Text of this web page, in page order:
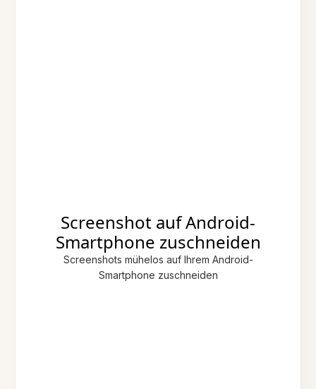
Screenshot auf Android-
Smartphone zuschneiden
Screenshots mühelos auf Ihrem Android-
Smartphone zuschneiden